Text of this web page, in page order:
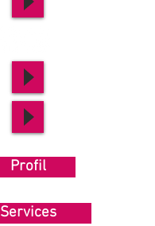
Profil
Services